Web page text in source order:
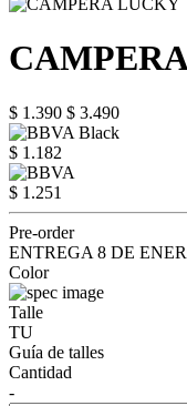
$ 1.390 $ 3.490
$ 1.182
$ 1.251
Pre-order
ENTREGA 8 DE
Color
Talle
TU
Guía de talles
Cantidad
-